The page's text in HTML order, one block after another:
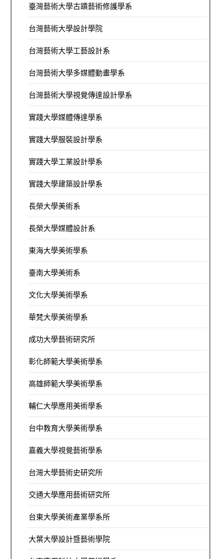
臺灣藝術大學古蹟藝術修護學系
台灣藝術大學設計學院
台灣藝術大學工藝設計系
台灣藝術大學多媒體動畫學系
台灣藝術大學視覺傳達設計學系
實踐大學媒體傳達學系
實踐大學服裝設計學系
實踐大學工業設計學系
實踐大學建築設計學系
長榮大學美術系
長榮大學媒體設計系
東海大學美術學系
臺南大學美術系
文化大學美術學系
華梵大學美術學系
成功大學藝術研究所
彰化師範大學美術學系
高雄師範大學美術學系
輔仁大學應用美術學系
台中教育大學美術學系
嘉義大學視覺藝術學系
台灣大學藝術史研究所
交通大學應用藝術研究所
台東大學美術產業學系所
大葉大學設計暨藝術學院